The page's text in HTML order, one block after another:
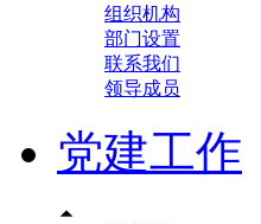
组织机构
部门设置
联系我们
领导成员
党建工作
